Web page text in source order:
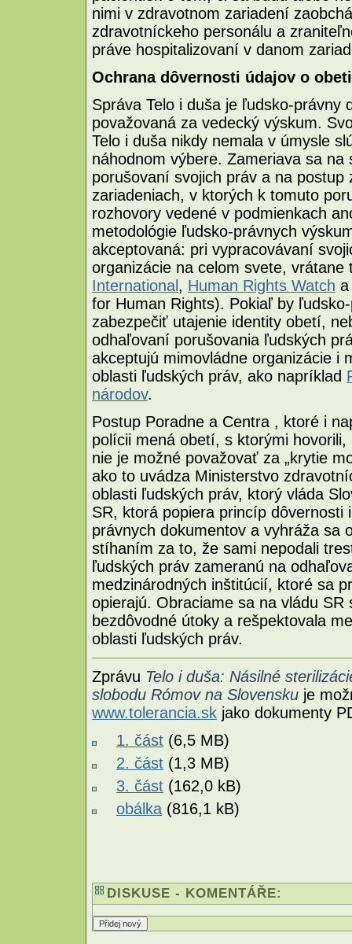
nimi v zdravotnom zariadení
zdravotníckeho personálu a
práve hospitalizovaní v danom
Ochrana dôvernosti údajov o
Správa Telo i duša je ľudsko-právny
považovaná za vedecký výskum.
Telo i duša nikdy nemala v úmysle
náhodnom výbere. Zameriava sa
porušovaní svojich práv a na postup
zariadeniach, v ktorých k tomuto
rozhovory vedené v podmienkach
metodológie ľudsko-právnych
akceptovaná: pri vypracovávaní
organizácie na celom svete,
International, Human Rights Watch
for Human Rights). Pokiaľ by
zabezpečiť utajenie identity obetí,
odhaľovaní porušovania ľudských
akceptujú mimovládne organizácie i
oblasti ľudských práv, ako napríklad
národov.
Postup Poradne a Centra , ktoré i
polícii mená obetí, s ktorými
nie je možné považovať za „krytie
ako to uvádza Ministerstvo
oblasti ľudských práv, ktorý vláda
SR, ktorá popiera princíp
právnych dokumentov a vyhráža sa
stíhaním za to, že sami nepodali
ľudských práv zameranú na
medzinárodných inštitúcií, ktoré sa
opierajú. Obraciame sa na vládu
bezdôvodné útoky a rešpektovala
oblasti ľudských práv.
Zprávu Telo i duša: Násilné
slobodu Rómov na Slovensku je
www.tolerancia.sk jako dokumenty
1. část (6,5 MB)
2. část (1,3 MB)
3. část (162,0 kB)
obálka (816,1 kB)
DISKUSE - KOMENTÁŘE: